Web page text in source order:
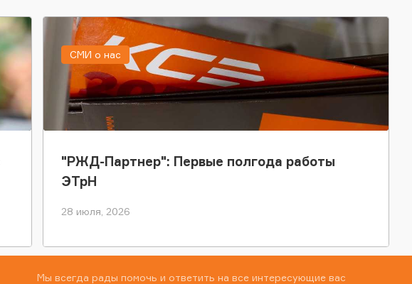
"РЖД-Партнер": Первые полгода работы
ЭТрН
28 июля, 2026
СМИ о нас
Мы всегда рады помочь и ответить на все интересующие вас